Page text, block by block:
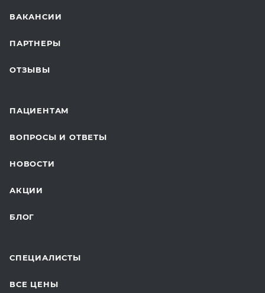
ЛАБОРАТОРНЫЕ ИССЛЕДОВАНИЯ
ДЛЯ БУДУЩИХ МАМ
ВАКАНСИИ
ПАРТНЕРЫ
ОТЗЫВЫ
ПАЦИЕНТАМ
ВОПРОСЫ И ОТВЕТЫ
НОВОСТИ
АКЦИИ
БЛОГ
СПЕЦИАЛИСТЫ
ВСЕ ЦЕНЫ